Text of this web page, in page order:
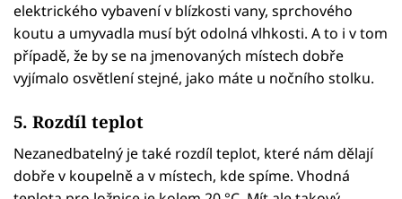
elektrického vybavení v blízkosti vany, sprchového
koutu a umyvadla musí být odolná vlhkosti. A to i v tom
případě, že by se na jmenovaných místech dobře
vyjímalo osvětlení stejné, jako máte u nočního stolku.
5. Rozdíl teplot
Nezanedbatelný je také rozdíl teplot, které nám dělají
dobře v koupelně a v místech, kde spíme. Vhodná